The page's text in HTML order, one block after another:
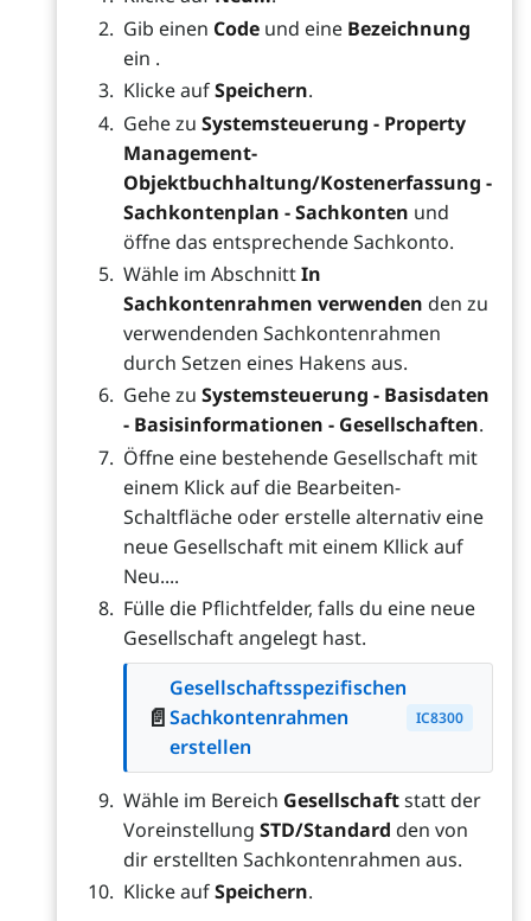
Gib einen Code und eine Bezeichnung
ein .
Klicke aufSpeichern.
Gehe zu Systemsteuerung - Property
Management-
Objektbuchhaltung/Kostenerfassung -
Sachkontenplan - Sachkonten und
öffne das entsprechende Sachkonto.
Wähle im AbschnittIn
Sachkontenrahmen verwenden den zu
verwendenden Sachkontenrahmen
durch Setzen eines Hakens aus.
Gehe zu Systemsteuerung - Basisdaten
- Basisinformationen - Gesellschaften.
Öffne eine bestehende Gesellschaft mit
einem Klick auf die Bearbeiten-
Schaltfläche oder erstelle alternativ eine
neue Gesellschaft mit einem Kllick auf
Neu....
Fülle die Pflichtfelder, falls du eine neue
Gesellschaft angelegt hast.
📄
Gesellschaftsspezifischen
Sachkontenrahmen
erstellen
IC8300
Wähle im Bereich Gesellschaftstatt der
Voreinstellung STD/Standard den von
dir erstellten Sachkontenrahmen aus.
Klicke aufSpeichern.